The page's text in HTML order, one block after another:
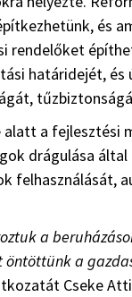
és
rendelőket
határidejét,
alatt a
drágulása
felhasználását,
a
a
Cseke